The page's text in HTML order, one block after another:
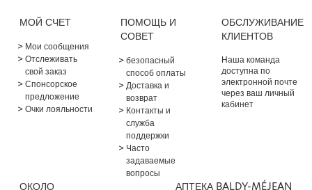
МОЙ СЧЕТ
Мои сообщения
Отслеживать
свой заказ
Спонсорское
предложение
Очки лояльности
ПОМОЩЬ И
СОВЕТ
безопасный
способ оплаты
Доставка и
возврат
Контакты и
служба
поддержки
Часто
задаваемые
вопросы
ОБСЛУЖИВАНИЕ
КЛИЕНТОВ
Наша команда
доступна по
электронной почте
через ваш личный
кабинет
ОКОЛО АПТЕКА BALDY-MÉJEAN